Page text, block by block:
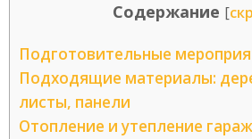
Содержание [
Подготовительные
Подходящие материалы:
листы, панели
Отопление и утепление